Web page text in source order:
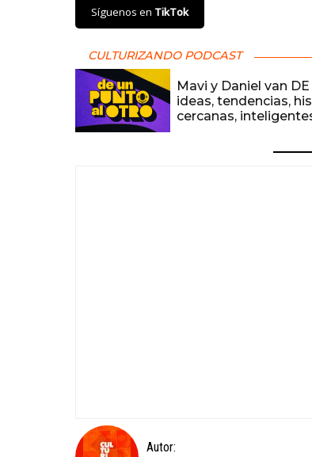
Síguenos en TikTok
CULTURIZANDO PODCAST
Mavi y Daniel van
ideas, tendencias,
cercanas,
Autor: